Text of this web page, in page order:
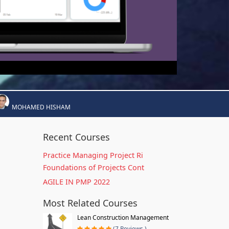
MOHAMED HISHAM
Recent Courses
Practice Managing Project Ri
Foundations of Projects Cont
AGILE IN PMP 2022
Most Related Courses
Lean Construction Management